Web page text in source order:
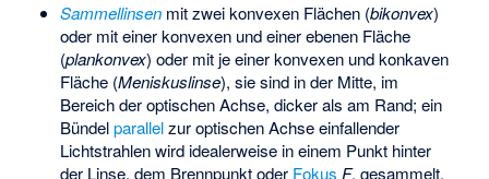
Sammellinsenmit zwei konvexen Flächen (bikonvex)
oder mit einer konvexen und einer ebenen Fläche
(plankonvex) oder mit je einer konvexen und konkaven
Fläche (Meniskuslinse), sie sind in der Mitte, im
Bereich der optischen Achse, dicker als am Rand; ein
Bündelparallelzur optischen Achse einfallender
Lichtstrahlen wird idealerweise in einem Punkt hinter
der Linse, dem Brennpunkt oder Fokus F, gesammelt.